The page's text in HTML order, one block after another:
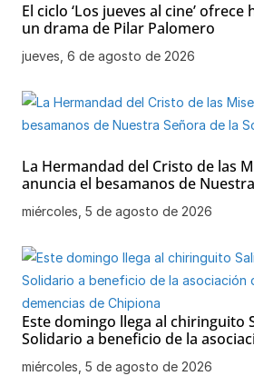
El ciclo ‘Los jueves al cine’ ofrece
un drama de Pilar Palomero
jueves, 6 de agosto de 2026
La Hermandad del Cristo de las
anuncia el besamanos de
Soledad
miércoles, 5 de agosto de 2026
Este domingo llega al chiringuito
Solidario a beneficio de la
otras demencias de Chipiona
miércoles, 5 de agosto de 2026